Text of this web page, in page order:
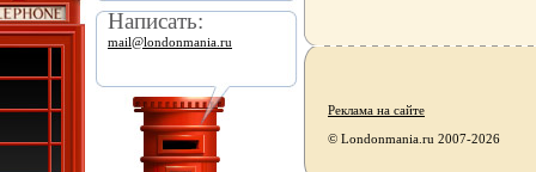
Написать:
mail@londonmania.ru
Реклама на сайте
© Londonmania.ru 2007-2026